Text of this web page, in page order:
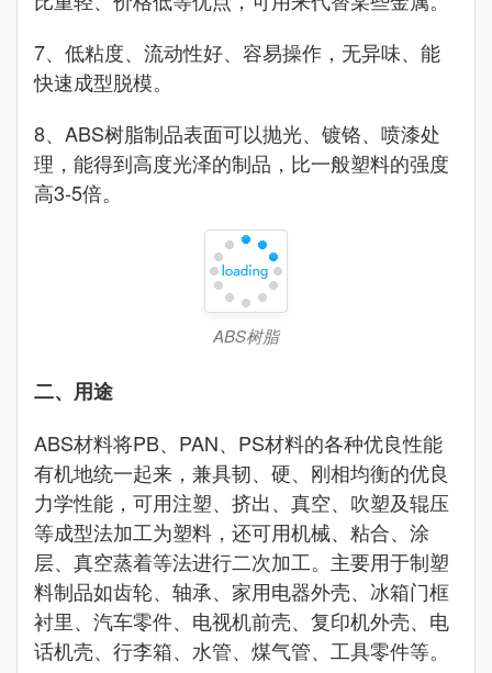
7、低粘度、流动性好、容易操作，无异味、能
快速成型脱模。
8、ABS树脂制品表面可以抛光、镀铬、喷漆处
理，能得到高度光泽的制品，比一般塑料的强度
高3-5倍。
ABS树脂
二、用途
ABS材料将PB、PAN、PS材料的各种优良性能
有机地统一起来，兼具韧、硬、刚相均衡的优良
力学性能，可用注塑、挤出、真空、吹塑及辊压
等成型法加工为塑料，还可用机械、粘合、涂
层、真空蒸着等法进行二次加工。主要用于制塑
料制品如齿轮、轴承、家用电器外壳、冰箱门框
衬里、汽车零件、电视机前壳、复印机外壳、电
话机壳、行李箱、水管、煤气管、工具零件等。